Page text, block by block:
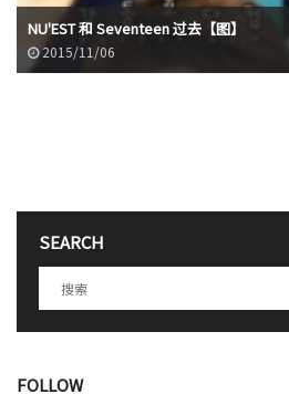
NU'EST 和 Seventeen 过去【图】
2015/11/06
SEARCH
FOLLOW